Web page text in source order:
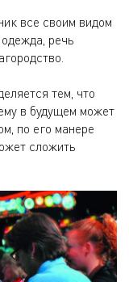
все своим видом
речь
тем, что
в будущем может
по его манере
сложить